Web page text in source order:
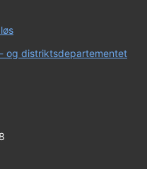
og distriktsdepartementet